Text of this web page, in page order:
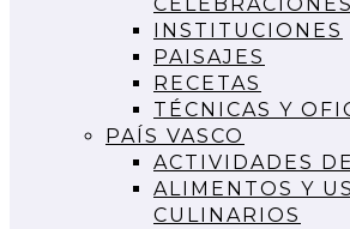
INSTITUCIONES
PAISAJES
RECETAS
TÉCNICAS Y
PAÍS VASCO
ACTIVIDADES
ALIMENTOS Y
CULINARIOS